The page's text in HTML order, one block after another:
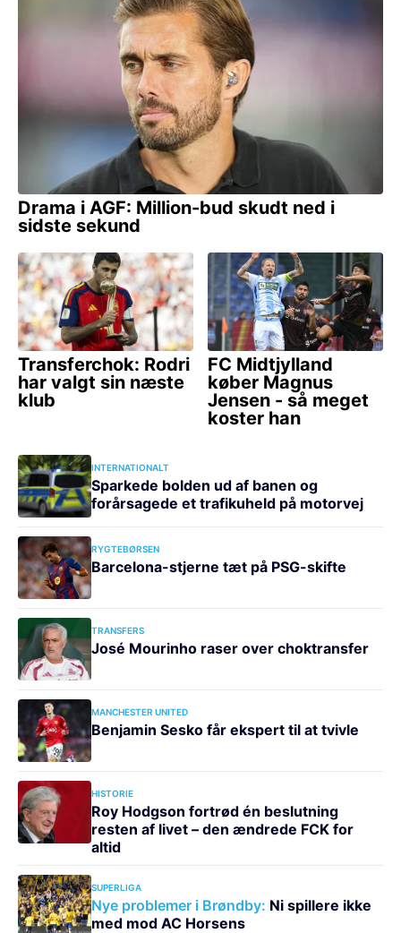
INTERNATIONALT
Sparkede bolden ud af banen og
forårsagede et trafikuheld på motorvej
RYGTEBØRSEN
Barcelona-stjerne tæt på PSG-skifte
TRANSFERS
José Mourinho raser over choktransfer
MANCHESTER UNITED
Benjamin Sesko får ekspert til at tvivle
HISTORIE
Roy Hodgson fortrød én beslutning
resten af livet – den ændrede FCK for
altid
SUPERLIGA
Nye problemer i Brøndby: Ni spillere ikke
med mod AC Horsens